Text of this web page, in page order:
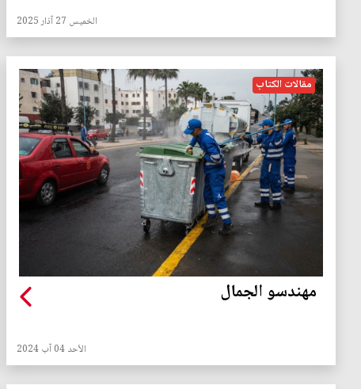
الخميس 27 آذار 2025
مقالات الكتاب
مهندسو الجمال
الأحد 04 آب 2024